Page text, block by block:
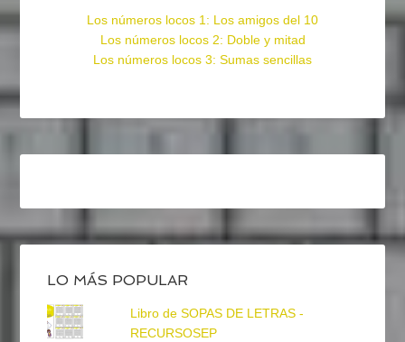
Los números locos 1: Los amigos del 10
Los números locos 2: Doble y mitad
Los números locos 3: Sumas sencillas
LO MÁS POPULAR
Libro de SOPAS DE LETRAS -
RECURSOSEP